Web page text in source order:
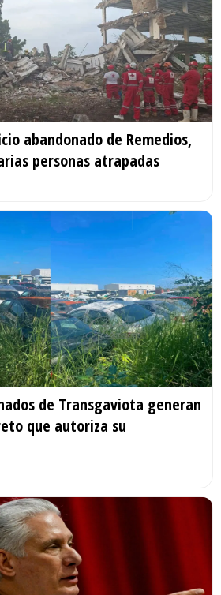
abandonado de Remedios,
personas atrapadas
de Transgaviota generan
que autoriza su